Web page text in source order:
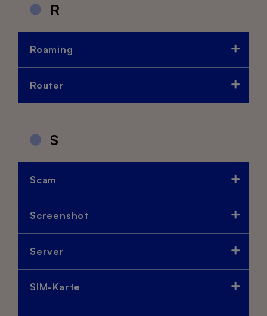
R
Roaming
Router
S
Scam
Screenshot
Server
SIM-Karte